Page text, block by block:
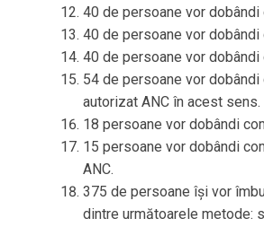
40 de persoane vor
40 de persoane vor dobândi
40 de persoane vor dobândi
54 de persoane vor
autorizat ANC în acest sens.
18 persoane vor dobândi
15 persoane vor dobândi
ANC.
375 de persoane își vor
dintre următoarele metode: